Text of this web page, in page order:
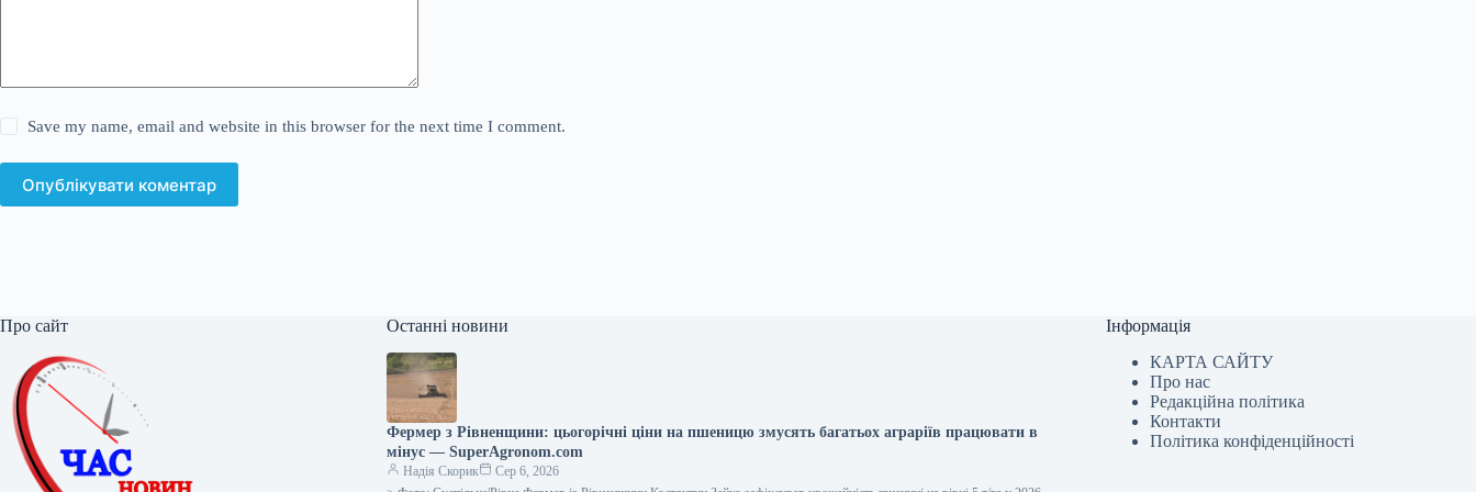
Save my name, email and website in this browser for the next time I comment.
Опублікувати коментар
Про сайт Останні новини
Фермер з Рівненщини: цьогорічні ціни на пшеницю змусять багатьох аграріїв працювати в
мінус — SuperAgronom.com
Надія Скорик
Сер 6, 2026
Інформація
КАРТА САЙТУ
Про нас
Редакційна політика
Контакти
Політика конфіденційності